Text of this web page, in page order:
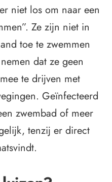
niet los om naar een
Ze zijn niet in
toe te zwemmen
dat ze geen
te drijven met
Geïnfecteerd
zwembad of meer
tenzij er direct